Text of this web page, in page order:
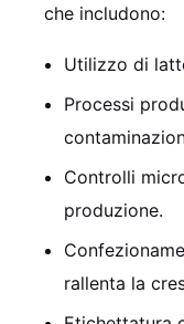
che includono:
Utilizzo di
Processi
Controlli
produzione.
rallenta la